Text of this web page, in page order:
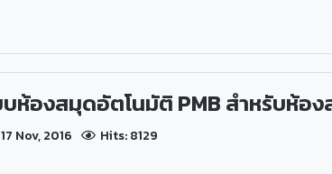
ห้องสมุดอัตโนมัติ PMB สำหรับห้อ
Nov, 2016 Hits: 8129